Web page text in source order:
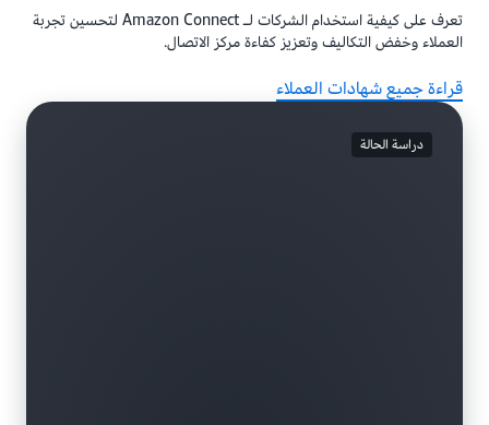
تعرف على كيفية استخدام الشركات لـ Amazon Connect لتحسين تجربة
العملاء وخفض التكاليف وتعزيز كفاءة مركز الاتصال.
قراءة جميع شهادات العملاء
دراسة الحالة